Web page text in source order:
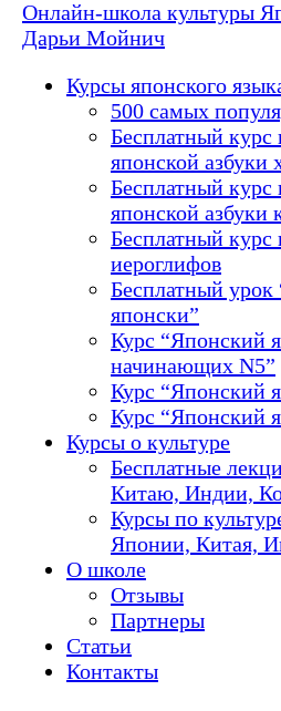
Онлайн-школа культуры
Дарьи Мойнич
Курсы японского
500 самых
Бесплатный
японской азбуки
Бесплатный
японской азбуки
Бесплатный
иероглифов
Бесплатный урок
японски”
Курс “Японский
начинающих N5”
Курс “Японский
Курс “Японский
Курсы о культуре
Бесплатные
Китаю, Индии,
Курсы по
Японии, Китая,
О школе
Отзывы
Партнеры
Статьи
Контакты